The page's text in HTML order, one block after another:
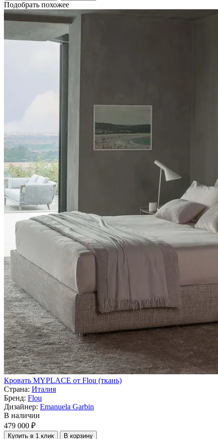
Подобрать похожее
Кровать MYPLACE от Flou (ткань)
Страна: Италия
Бренд: Flou
Дизайнер: Emanuela Garbin
В наличии
479 000 ₽
Купить в 1 клик В корзину